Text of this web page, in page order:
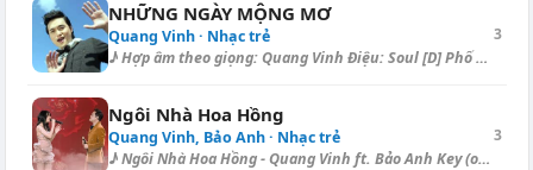
NHỮNG NGÀY MỘNG MƠ
Quang Vinh · Nhạc trẻ
♪ Hợp âm theo giọng: Quang Vinh Điệu: Soul [D] Phố chiều hẹn hò theo bướ...
3
Ngôi Nhà Hoa Hồng
Quang Vinh, Bảo Anh · Nhạc trẻ
♪ Ngôi Nhà Hoa Hồng - Quang Vinh ft. Bảo Anh Key (original): G → Key (tr...
3